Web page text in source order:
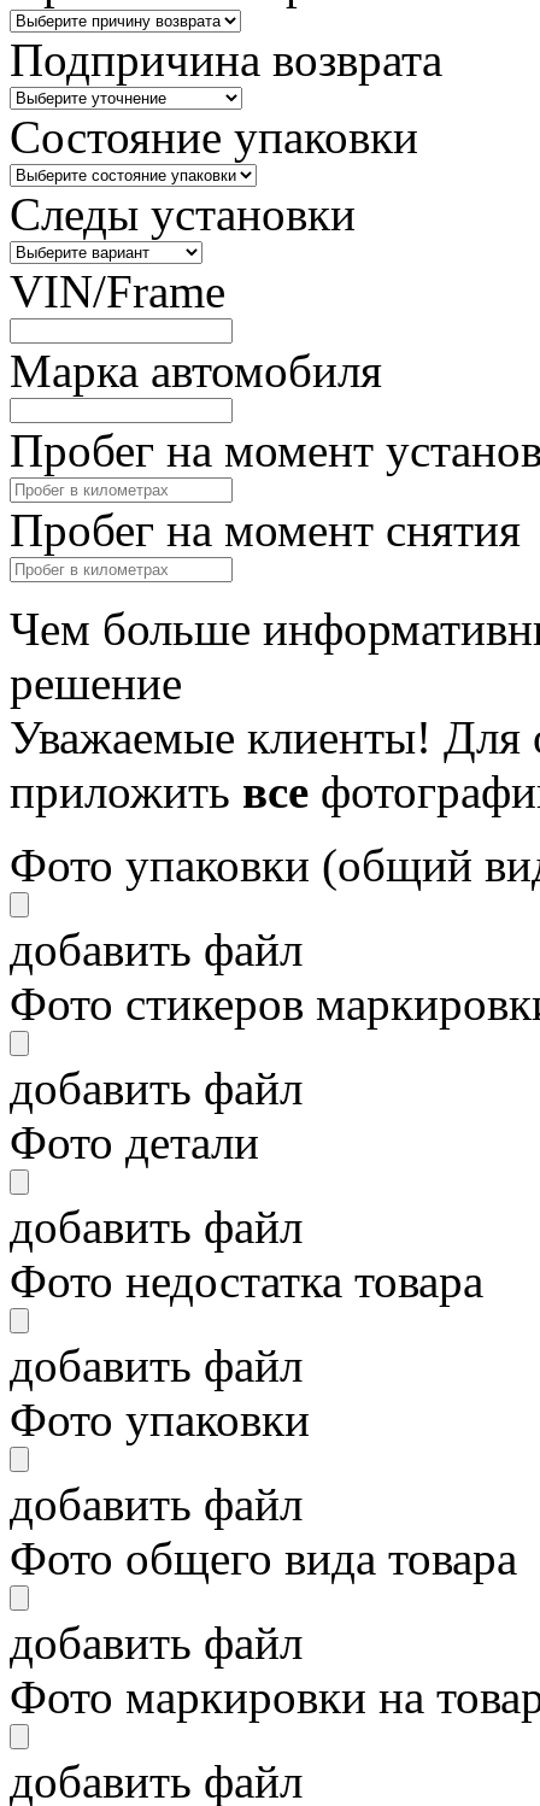
Подпричина возврата
Состояние упаковки
Следы установки
VIN/Frame
Марка автомобиля
Пробег на момент
Пробег на момент снятия
Чем больше
решение
Уважаемые клиенты! Для
приложить все
Фото упаковки (общий
добавить файл
Фото стикеров
добавить файл
Фото детали
добавить файл
Фото недостатка товара
добавить файл
Фото упаковки
добавить файл
Фото общего вида товара
добавить файл
Фото маркировки на
добавить файл